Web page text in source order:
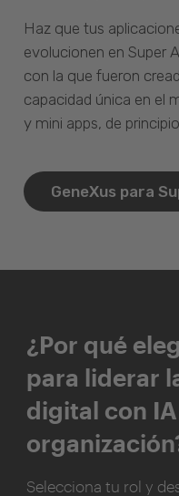
Haz que tus
evolucionen en Super
con la que fueron
capacidad única en el
y mini apps, de
GeneXus para
¿Por qué
para liderar
digital con
Selecciona tu rol y